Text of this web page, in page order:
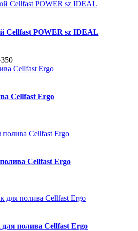
Cellfast POWER sz IDEAL
Cellfast Ergo
Cellfast Ergo
полива Cellfast Ergo